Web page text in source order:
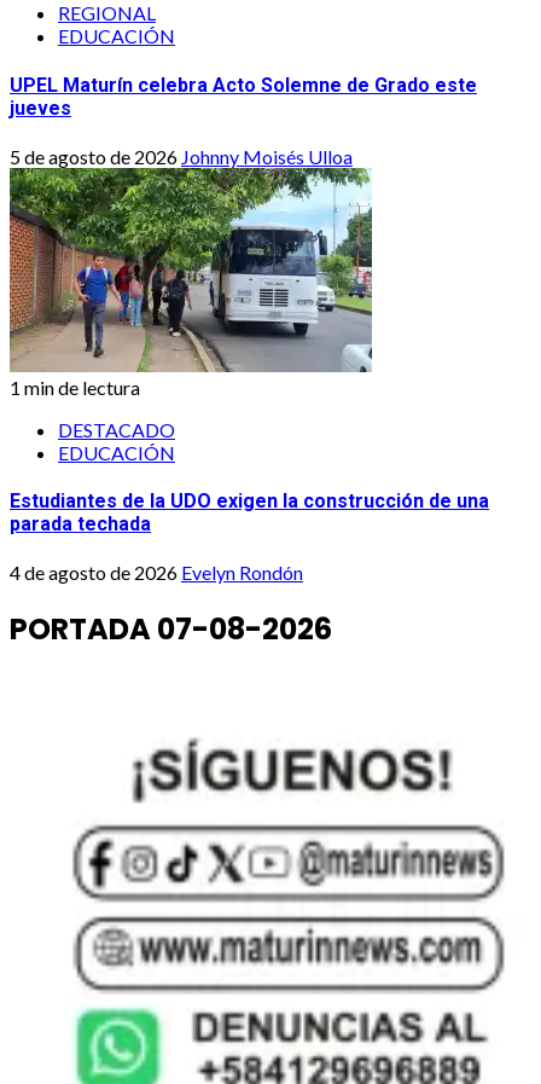
REGIONAL
EDUCACIÓN
UPEL Maturín celebra Acto Solemne de Grado este
jueves
5 de agosto de 2026 Johnny Moisés Ulloa
1 min de lectura
DESTACADO
EDUCACIÓN
Estudiantes de la UDO exigen la construcción de una
parada techada
4 de agosto de 2026 Evelyn Rondón
PORTADA 07-08-2026